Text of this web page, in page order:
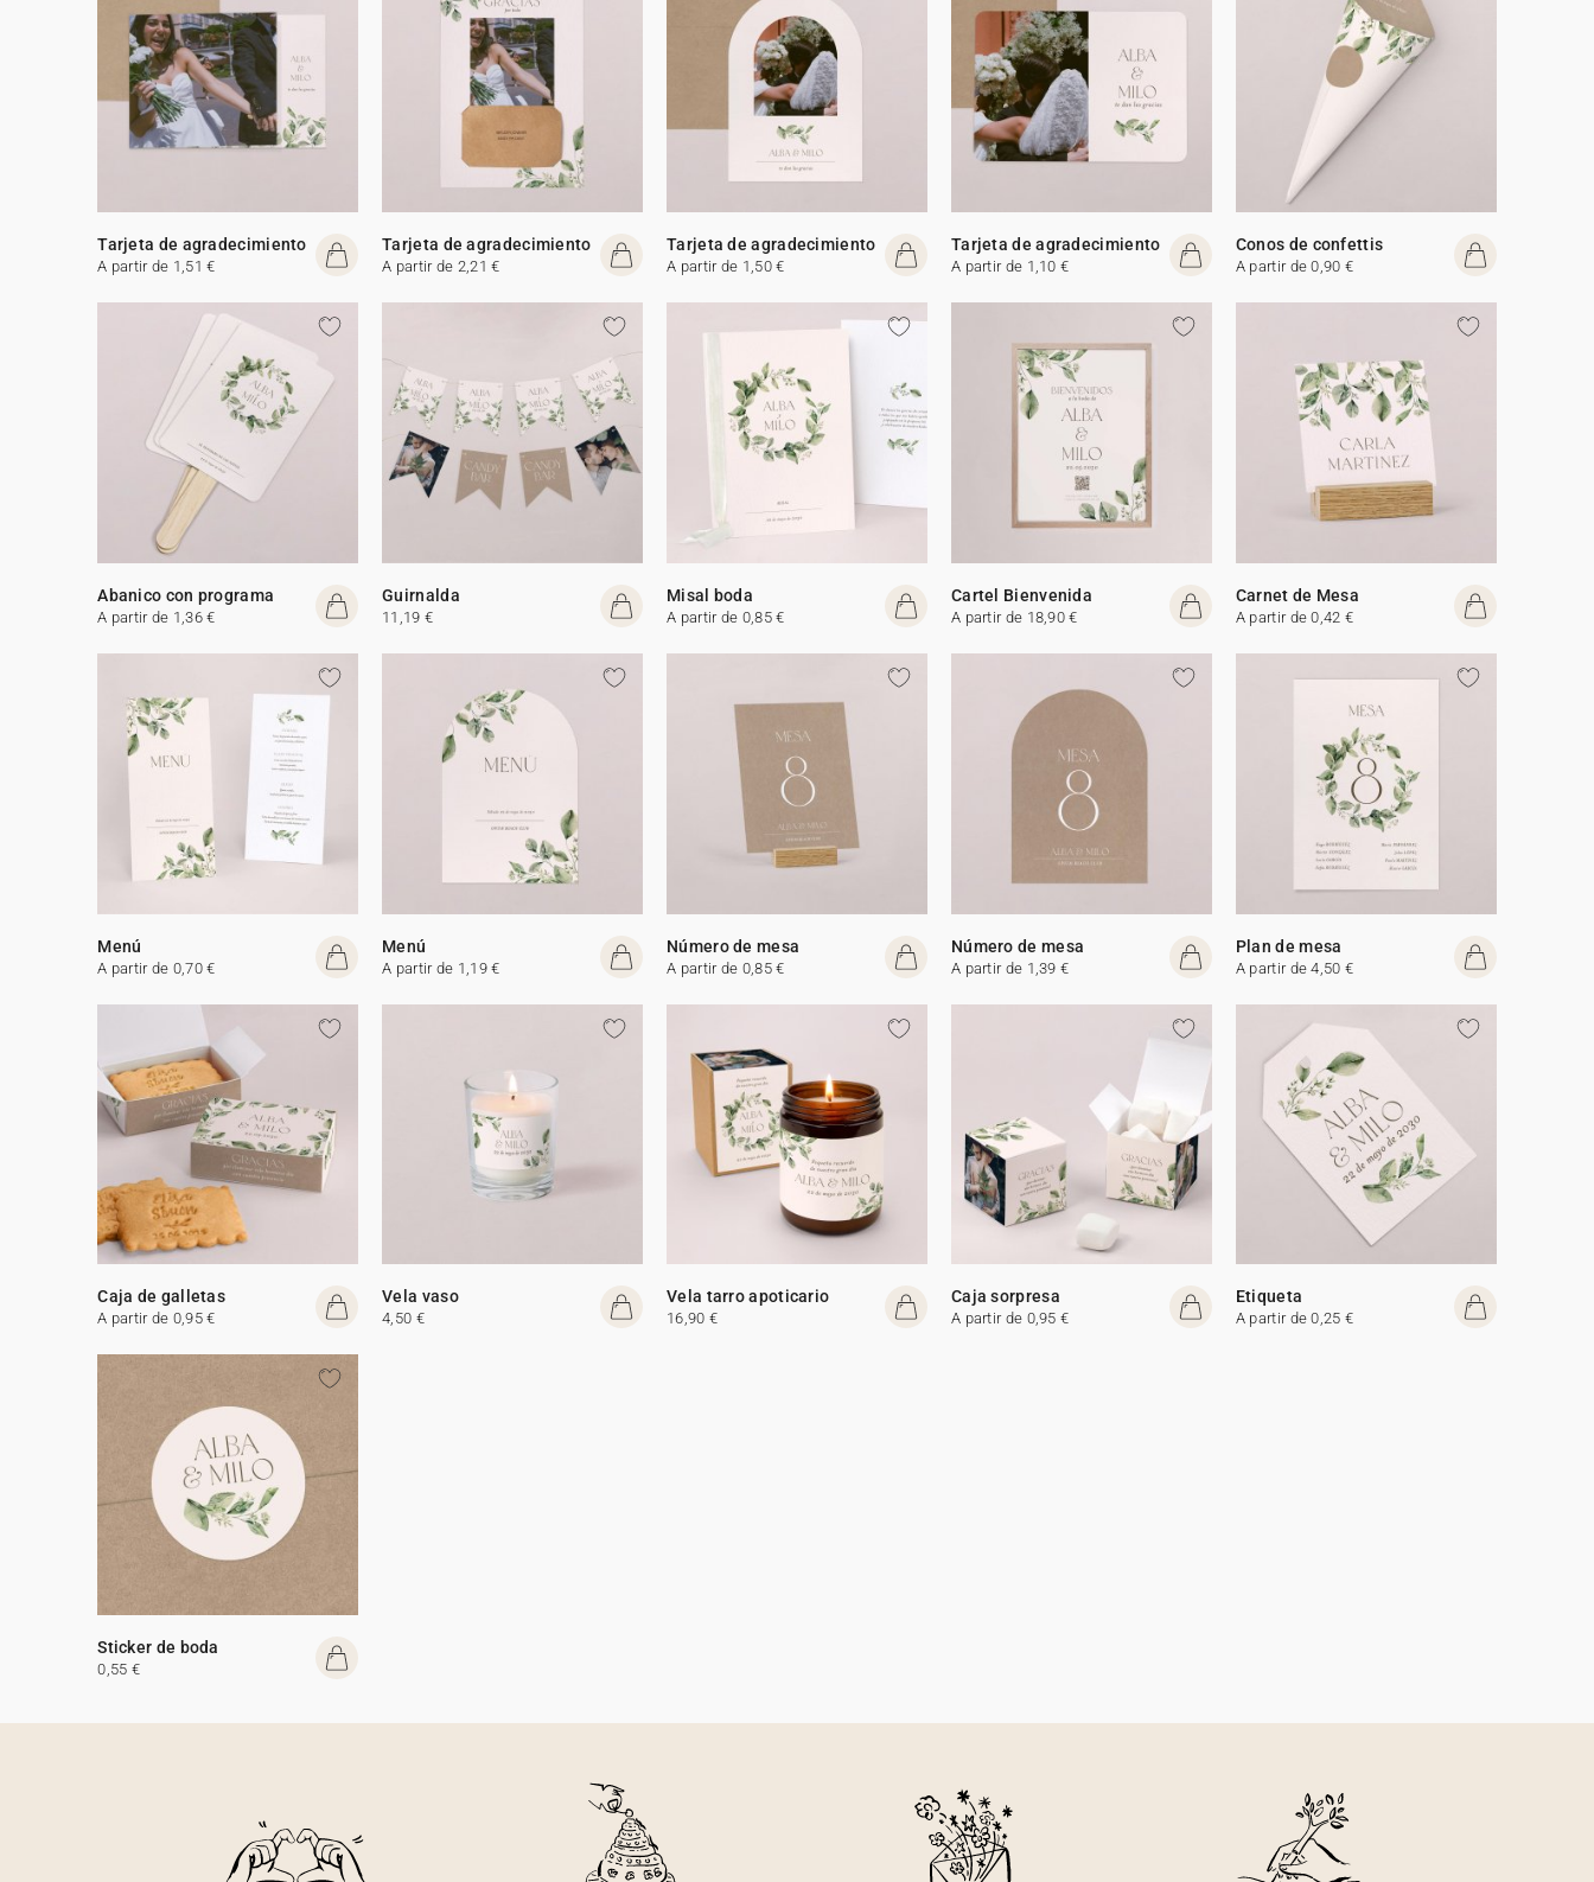
Tarjeta de agradecimiento
A partir de 1,51 €
Tarjeta de agradecimiento
A partir de 2,21 €
Tarjeta de agradecimiento
A partir de 1,50 €
Tarjeta de agradecimiento
A partir de 1,10 €
Conos de confettis
A partir de 0,90 €
Abanico con programa
A partir de 1,36 €
Guirnalda
11,19 €
Misal boda
A partir de 0,85 €
Cartel Bienvenida
A partir de 18,90 €
Carnet de Mesa
A partir de 0,42 €
Menú
A partir de 0,70 €
Menú
A partir de 1,19 €
Número de mesa
A partir de 0,85 €
Número de mesa
A partir de 1,39 €
Plan de mesa
A partir de 4,50 €
Caja de galletas
A partir de 0,95 €
Vela vaso
4,50 €
Vela tarro apoticario
16,90 €
Caja sorpresa
A partir de 0,95 €
Etiqueta
A partir de 0,25 €
Sticker de boda
0,55 €